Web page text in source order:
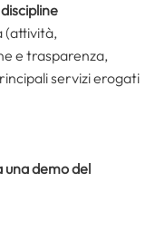
discipline
(attività,
e trasparenza,
servizi erogati
demo del